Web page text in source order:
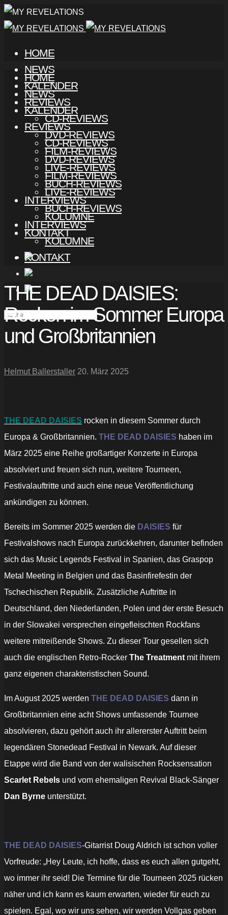
HOME
NEWS
KALENDER
REVIEWS
CD-REVIEWS
DVD-REVIEWS
FILM-REVIEWS
LIVE-REVIEWS
BUCH-REVIEWS
INTERVIEWS
KOLUMNE
KONTAKT
HOME
NEWS
KALENDER
REVIEWS
CD-REVIEWS
DVD-REVIEWS
FILM-REVIEWS
LIVE-REVIEWS
BUCH-REVIEWS
INTERVIEWS
KOLUMNE
KONTAKT
THE DEAD DAISIES:
Rocken im Sommer Europa
und Großbritannien
Helmut Ballerstaller 20. März 2025
THE DEAD DAISIES rocken in diesem Sommer durch
Europa & Großbritannien. THE DEAD DAISIES haben im
März 2025 eine Reihe großartiger Konzerte in Europa
absolviert und freuen sich nun, weitere Tourneen,
Festivalauftritte und auch eine neue Veröffentlichung
ankündigen zu können.
Bereits im Sommer 2025 werden die DAISIES für
Festivalshows nach Europa zurückkehren, darunter befinden
sich das Music Legends Festival in Spanien, das Graspop
Metal Meeting in Belgien und das Basinfirefestin der
Tschechischen Republik. Zusätzliche Auftritte in
Deutschland, den Niederlanden, Polen und der erste Besuch
in der Slowakei versprechen eingefleischten Rockfans
weitere mitreißende Shows. Zu dieser Tour gesellen sich
auch die englischen Retro-Rocker The Treatment mit ihrem
ganz eigenen charakteristischen Sound.
Im August 2025 werden THE DEAD DAISIES dann in
Großbritannien eine acht Shows umfassende Tournee
absolvieren, dazu gehört auch ihr allererster Auftritt beim
legendären Stonedead Festival in Newark. Auf dieser
Etappe wird die Band von der walisischen Rocksensation
Scarlet Rebels und vom ehemaligen Revival Black-Sänger
Dan Byrne unterstützt.
THE DEAD DAISIES-Gitarrist Doug Aldrich ist schon voller
Vorfreude: „Hey Leute, ich hoffe, dass es euch allen gutgeht,
wo immer ihr seid! Die Termine für die Tourneen 2025 rücken
näher und ich kann es kaum erwarten, wieder für euch zu
spielen. Egal, wo wir uns sehen, wir werden Vollgas geben